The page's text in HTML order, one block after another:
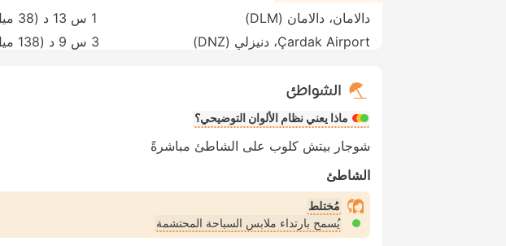
دالامان، دالامان (DLM)
1 س 13 د ( 38 ميل
Çardak Airport، دنيزلي (DNZ)
3 س 9 د ( 138 ميل
الشواطئ
ماذا يعني نظام الألوان التوضيحي؟
شوجار بيتش كلوب على الشاطئ مباشرةً
الشاطئ
مُختلط
يُسمح بارتداء ملابس السباحة المحتشمة